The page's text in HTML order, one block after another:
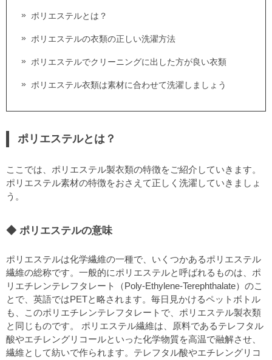
ポリエステルとは？
ポリエステルの衣類の正しい洗濯方法
ポリエステルでクリーニングに出した方が良い衣類
ポリエステル衣類は素材に合わせて洗濯しましょう
ポリエステルとは？
ここでは、ポリエステル製衣類の特徴をご紹介していきます。
ポリエステル素材の特徴をおさえて正しく洗濯していきましょ
う。
ポリエステルの意味
ポリエステルは化学繊維の一種で、いくつかあるポリエステル
繊維の総称です。一般的にポリエステルと呼ばれるものは、ポ
リエチレンテレフタレート（Poly-Ethylene-Terephthalate）のこ
とで、英語ではPETと略されます。毎日見かけるペットボトル
も、このポリエチレンテレフタレートで、ポリエステル製衣類
と同じものです。 ポリエステル繊維は、原料であるテレフタル
酸やエチレングリコールといった化学物質を高温で融解させ、
繊維として紡いで作られます。テレフタル酸やエチレングリコ